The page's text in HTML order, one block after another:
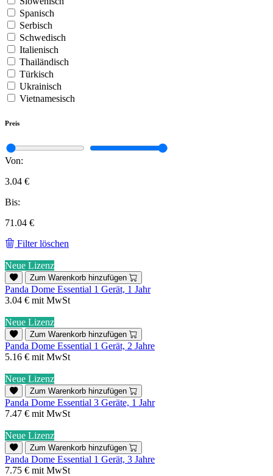
Spanisch
Serbisch
Schwedisch
Italienisch
Thailändisch
Türkisch
Ukrainisch
Vietnamesisch
Preis
Von:
3.04 €
Bis:
71.04 €
Filter löschen
Neue Lizenz
Zum Warenkorb hinzufügen
Panda Dome Essential 1 Gerät, 1 Jahr
3.04 € mit MwSt
Neue Lizenz
Zum Warenkorb hinzufügen
Panda Dome Essential 1 Gerät, 2 Jahre
5.16 € mit MwSt
Neue Lizenz
Zum Warenkorb hinzufügen
Panda Dome Essential 3 Geräte, 1 Jahr
7.47 € mit MwSt
Neue Lizenz
Zum Warenkorb hinzufügen
Panda Dome Essential 1 Gerät, 3 Jahre
7.75 € mit MwSt